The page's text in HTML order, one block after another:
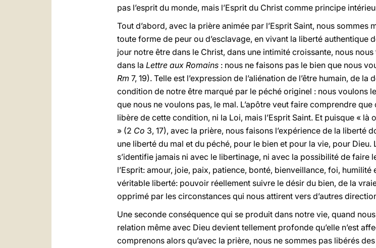
pas l’esprit du monde, mais l’Esprit du Christ comme principe
Tout d’abord, avec la prière animée par l’Esprit Saint, nous sommes
toute forme de peur ou d’esclavage, en vivant la liberté authentique
jour notre être dans le Christ, dans une intimité croissante, nous
dans la Lettre aux Romains : nous ne faisons pas le bien que nous
Rm 7, 19). Telle est l’expression de l’aliénation de l’être humain, de
condition de notre être marqué par le péché originel : nous voulons
que nous ne voulons pas, le mal. L’apôtre veut faire comprendre
libère de cette condition, ni la Loi, mais l’Esprit Saint. Et puisque « là
» (2 Co 3, 17), avec la prière, nous faisons l’expérience de la liberté
une liberté du mal et du péché, pour le bien et pour la vie, pour Dieu.
s’identifie jamais ni avec le libertinage, ni avec la possibilité de
l’Esprit: amour, joie, paix, patience, bonté, bienveillance, foi, humilité
véritable liberté: pouvoir réellement suivre le désir du bien, de la
opprimé par les circonstances qui nous attirent vers d’autres
Une seconde conséquence qui se produit dans notre vie, quand
relation même avec Dieu devient tellement profonde qu’elle n’est
comprenons alors qu’avec la prière, nous ne sommes pas libérés